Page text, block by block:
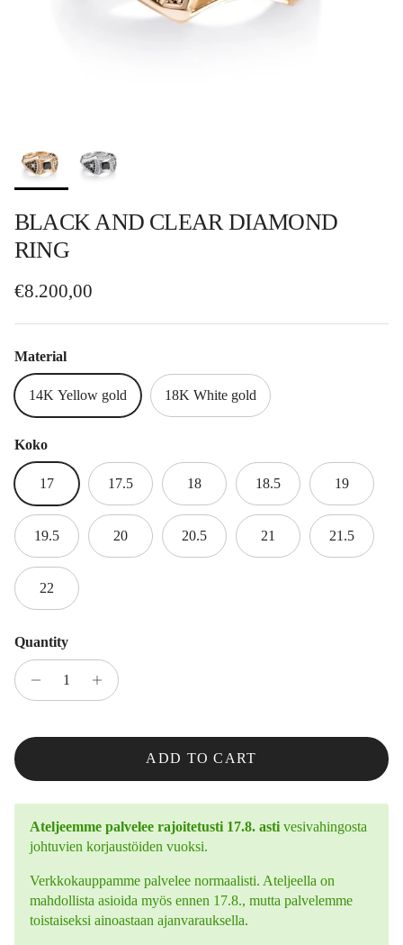
BLACK AND CLEAR DIAMOND
RING
Regular price
€8.200,00
Material
14K Yellow gold 18K White gold
Koko
17 17.5 18 18.5 19
19.5 20 20.5 21 21.5
22
Quantity
ADD TO CART
Ateljeemme palvelee rajoitetusti 17.8. asti vesivahingosta
johtuvien korjaustöiden vuoksi.
Verkkokauppamme palvelee normaalisti. Ateljeella on
mahdollista asioida myös ennen 17.8., mutta palvelemme
toistaiseksi ainoastaan ajanvarauksella.